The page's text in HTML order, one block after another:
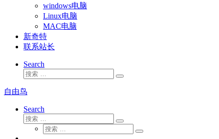
windows电脑
Linux电脑
MAC电脑
新奇特
联系站长
Search
搜
搜
自由鸟
Search
搜
搜
索
搜
搜